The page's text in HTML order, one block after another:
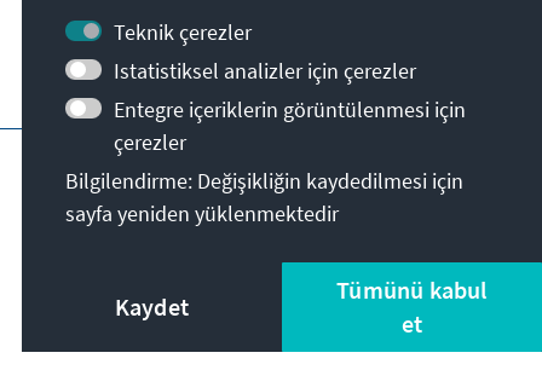
İletişim
Derneğin diğer teklifleri
Künye Gizlilik
Erklärung zur Barrierefreiheit
Barriere melden
Site haritası
© Konrad-Adenauer-Stiftung e.V. 2026
Teknik çerezler
Istatistiksel analizler için çerezler
Entegre içeriklerin görüntülenmesi için
çerezler
Bilgilendirme: Değişikliğin kaydedilmesi için
sayfa yeniden yüklenmektedir
Kaydet
Tümünü kabul
et